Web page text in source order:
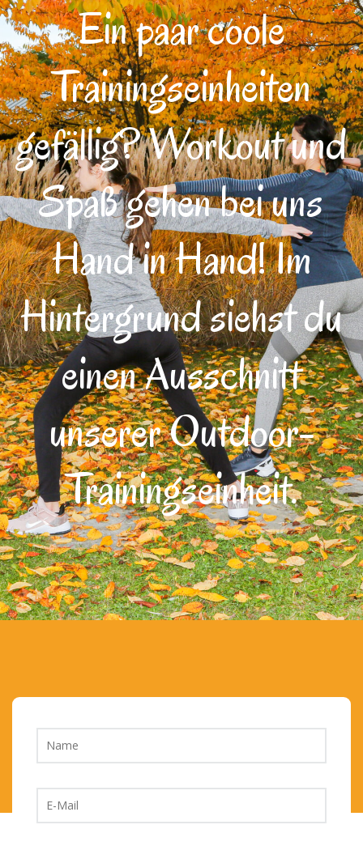
Ein paar coole
Trainingseinheiten
gefällig? Workout und
Spaß gehen bei uns
Hand in Hand! Im
Hintergrund siehst du
einen Ausschnitt
unserer Outdoor-
Trainingseinheit.